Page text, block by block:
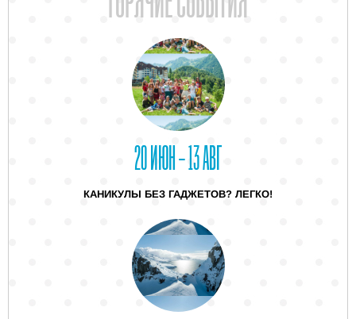
20 ИЮН – 13 АВГ
КАНИКУЛЫ БЕЗ ГАДЖЕТОВ? ЛЕГКО!